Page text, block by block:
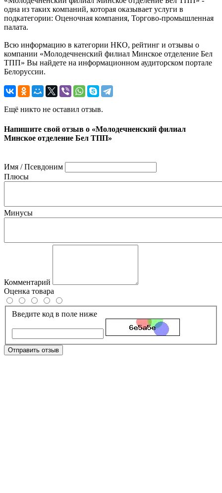
одна из таких компаний, которая оказывает услуги в
подкатегории: Оценочная компания, Торгово-промышленная
палата.
Всю информацию в категории НКО, рейтинг и отзывы о
компании «Молодечненский филиал Минское отделение Бел
ТПП» Вы найдете на информационном аудиторском портале
Белоруссии.
Ещё никто не оставил отзыв.
Напишите свой отзыв о «Молодечненский филиал
Минское отделение Бел ТПП»
Имя / Псевдоним
Плюсы
Минусы
Комментарий
Оценка товара
Введите код в поле ниже
Отправить отзыв